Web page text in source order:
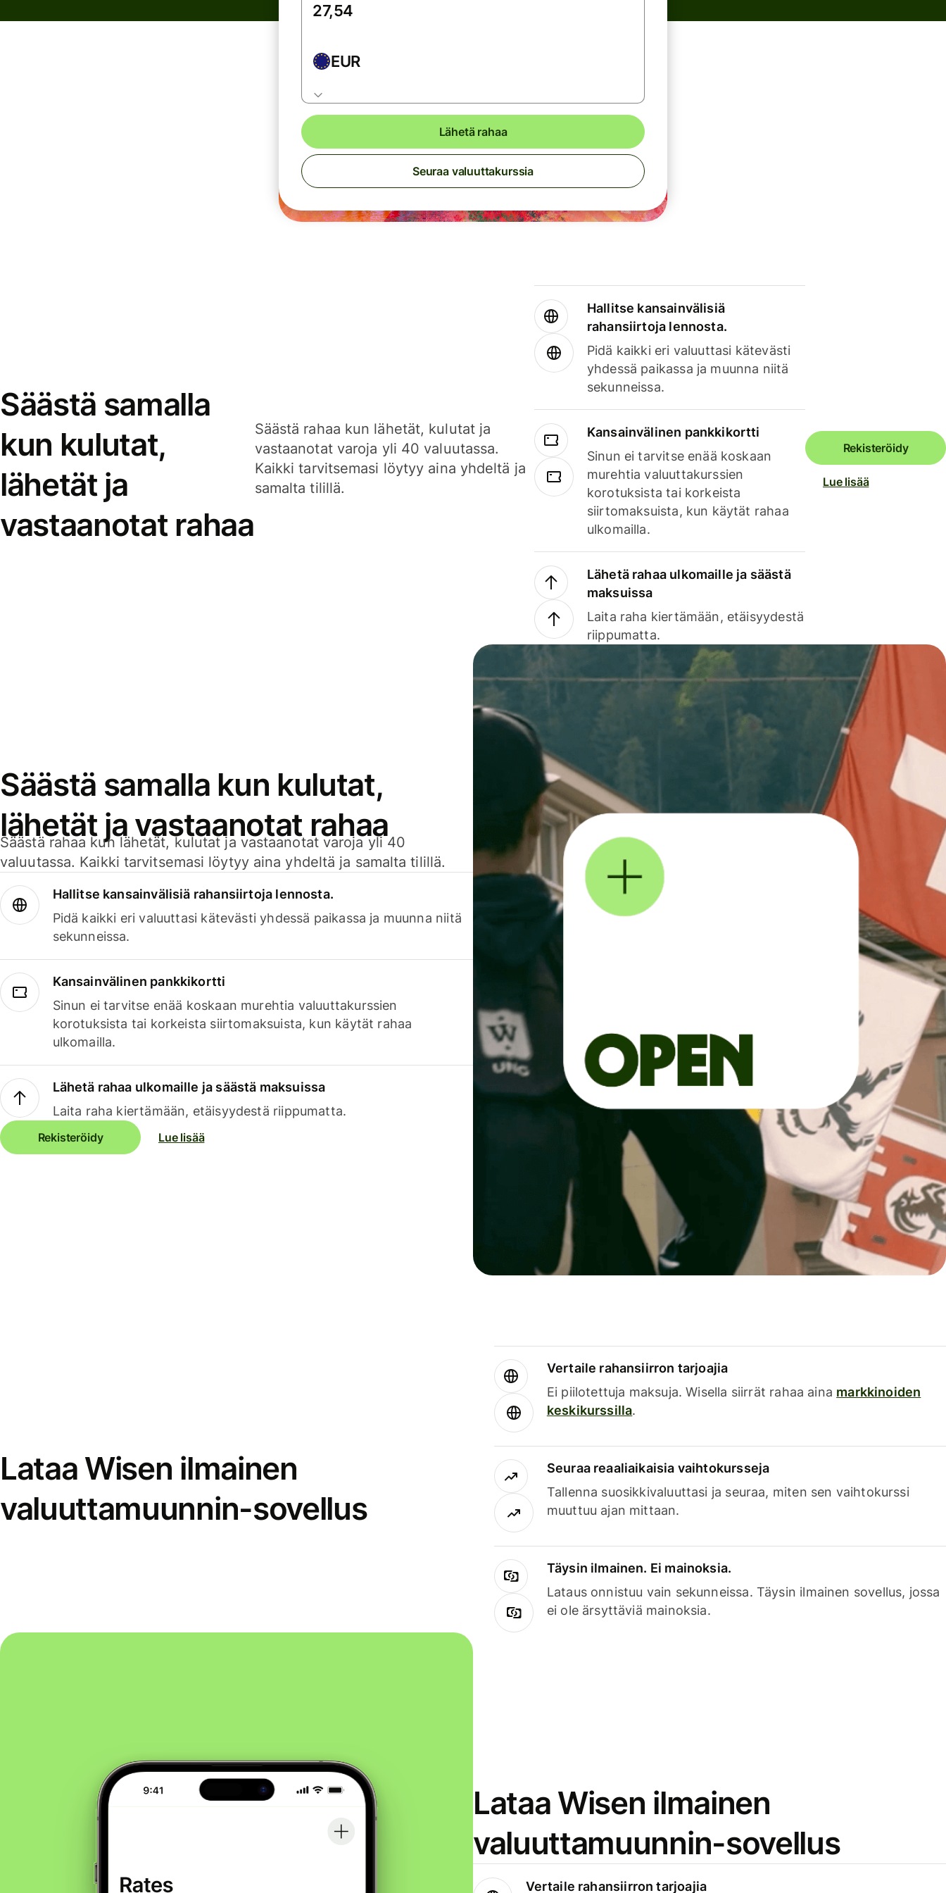
EUR
Lähetä rahaa
Seuraa valuuttakurssia
Säästä samalla
kun kulutat,
lähetät ja
vastaanotat rahaa
Säästä rahaa kun lähetät, kulutat ja
vastaanotat varoja yli 40 valuutassa.
Kaikki tarvitsemasi löytyy aina yhdeltä ja
samalta tilillä.
Hallitse kansainvälisiä
rahansiirtoja lennosta.
Pidä kaikki eri valuuttasi kätevästi
yhdessä paikassa ja muunna niitä
sekunneissa.
Kansainvälinen pankkikortti
Sinun ei tarvitse enää koskaan
murehtia valuuttakurssien
korotuksista tai korkeista
siirtomaksuista, kun käytät rahaa
ulkomailla.
Lähetä rahaa ulkomaille ja säästä
maksuissa
Laita raha kiertämään, etäisyydestä
riippumatta.
Rekisteröidy
Lue lisää
Säästä samalla kun kulutat,
lähetät ja vastaanotat rahaa
Säästä rahaa kun lähetät, kulutat ja vastaanotat varoja yli 40
valuutassa. Kaikki tarvitsemasi löytyy aina yhdeltä ja samalta tilillä.
Hallitse kansainvälisiä rahansiirtoja lennosta.
Pidä kaikki eri valuuttasi kätevästi yhdessä paikassa ja muunna niitä
sekunneissa.
Kansainvälinen pankkikortti
Sinun ei tarvitse enää koskaan murehtia valuuttakurssien
korotuksista tai korkeista siirtomaksuista, kun käytät rahaa
ulkomailla.
Lähetä rahaa ulkomaille ja säästä maksuissa
Laita raha kiertämään, etäisyydestä riippumatta.
Rekisteröidy Lue lisää
Lataa Wisen ilmainen
valuuttamuunnin-sovellus
Vertaile rahansiirron tarjoajia
Ei piilotettuja maksuja. Wisella siirrät rahaa aina markkinoiden
keskikurssilla.
Seuraa reaaliaikaisia vaihtokursseja
Tallenna suosikkivaluuttasi ja seuraa, miten sen vaihtokurssi
muuttuu ajan mittaan.
Täysin ilmainen. Ei mainoksia.
Lataus onnistuu vain sekunneissa. Täysin ilmainen sovellus, jossa
ei ole ärsyttäviä mainoksia.
Lataa Wisen ilmainen
valuuttamuunnin-sovellus
Vertaile rahansiirron tarjoajia